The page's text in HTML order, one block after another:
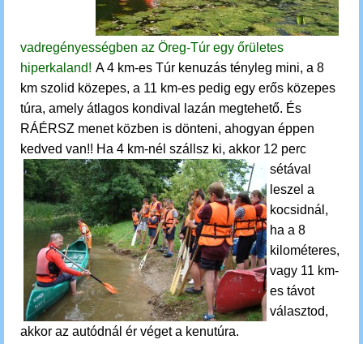
vadregényességben az Öreg-Túr egy őrületes
hiperkaland! A 4 km-es Túr kenuzás tényleg mini, a 8
km szolid közepes, a 11 km-es pedig egy erős közepes
túra, amely átlagos kondival lazán megtehető. És
RÁÉRSZ menet közben is dönteni, ahogyan éppen
kedved van!! Ha 4 km-nél szállsz ki, akkor 12 perc
sétával
leszel a
kocsidnál,
ha a 8
kilométeres,
vagy 11 km-
es távot
választod,
akkor az autódnál ér véget a kenutúra.